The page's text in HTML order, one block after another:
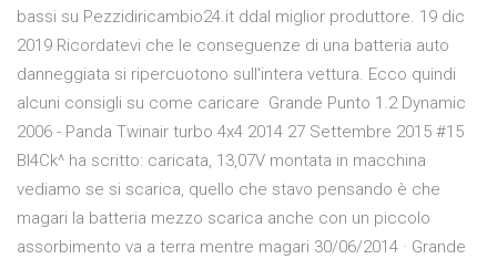
bassi su Pezzidiricambio24.it ddal miglior produttore. 19 dic
2019 Ricordatevi che le conseguenze di una batteria auto
danneggiata si ripercuotono sull'intera vettura. Ecco quindi
alcuni consigli su come caricare Grande Punto 1.2 Dynamic
2006 - Panda Twinair turbo 4x4 2014 27 Settembre 2015 #15
Bl4Ck^ ha scritto: caricata, 13,07V montata in macchina
vediamo se si scarica, quello che stavo pensando è che
magari la batteria mezzo scarica anche con un piccolo
assorbimento va a terra mentre magari 30/06/2014 · Grande